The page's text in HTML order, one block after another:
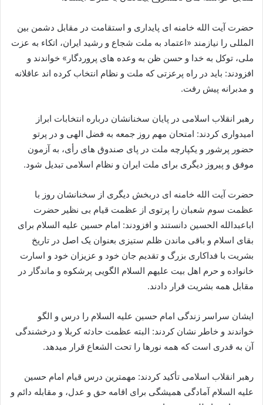
حضرت آیت الله خامنه ای پایداری و استقامت در مقابل دشمن بین
المللی را نیازمند «اعتماد به ملت شجاع و رشید ایران، اتکاء به عزت
ملی، توکل به خدا و حسن ظن به وعده های پروردگار» خواندند و
افزودند: باید در راه پرعزتی که ملت و نظام انتخاب کرده اند عاقلانه
و مدبرانه پیش رفت.
رهبر انقلاب اسلامی در پایان سخنانشان درباره انتخابات ابراز
امیدواری کردند: امتحان مهم روز جمعه به فضل الهی و در پرتو
حضور پرشور و یکپارچه ملت در پای صندوق های رأی، به آزمون
موفق و پیروز دیگری برای ملت ایران و نظام اسلامی تبدیل شود.
حضرت آیت الله خامنه ای دربخش دیگری از سخنانشان روز با
عظمت سوم شعبان را پرتوی از عظمت قیام بی نظیر حضرت
اباعبدالله الحسین دانستند و افزودند: امام حسین علیه السلام برای
بقای اسلام و باقی ماندن ظلم ستیزی بعنوان یک اصل در تاریخ
بشریت با فداکاری بزرگ و تقدیم جان خود و عزیزان خود و اسارت
خانواده و حرم اهل بیت علیهم السلام الگویی پرشکوه و ماندگار در
مقابل همه بشریت قرار دادند.
ایشان سراسر زندگی امام حسین علیه السلام را درس و الگو
خواندند و خاطر نشان کردند: البته عظمت حادثه کربلا و درخشندگی
آن به قدری است که همه نورها را تحت الشعاع قرار میدهد.
رهبر انقلاب اسلامی تأکید کردند: مهمترین درس قیام امام حسین
علیه السلام آمادگی همیشگی برای اقامه حق و عدل، و مقابله دائم و